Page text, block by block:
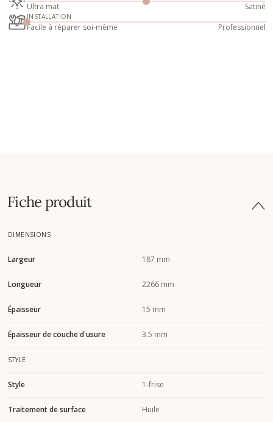
Ultra mat Satiné
INSTALLATION
Facile à réparer soi-même Professionnel
Fiche produit
DIMENSIONS
Largeur 187 mm
Longueur 2266 mm
Épaisseur 15 mm
Épaisseur de couche d'usure 3.5 mm
STYLE
Style 1-frise
Traitement de surface Huile